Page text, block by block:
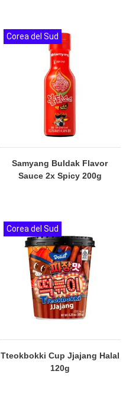
Samyang Buldak Flavor
Sauce 2x Spicy 200g
Corea del Sud
Tteokbokki Cup Jjajang Halal
120g
Corea del Sud